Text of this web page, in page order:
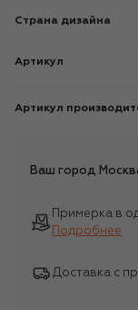
Страна дизайна
Артикул
Артикул
Ваш город
Примерка в
Подробнее
Доставка с